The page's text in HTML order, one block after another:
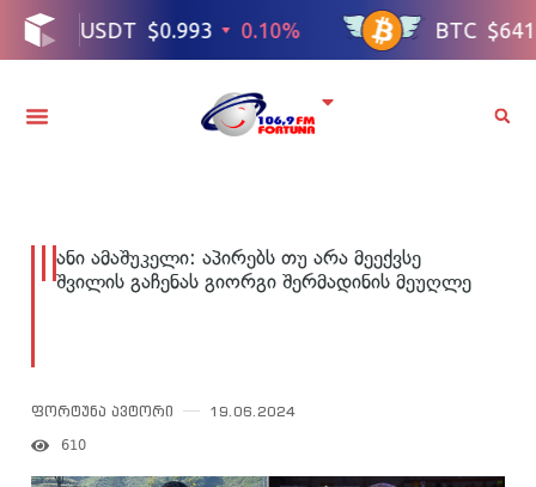
ანი ამაშუკელი: აპირებს თუ არა მეექვსე
შვილის გაჩენას გიორგი შერმადინის მეუღლე
ფორტუნა ავტორი 19.06.2024
610